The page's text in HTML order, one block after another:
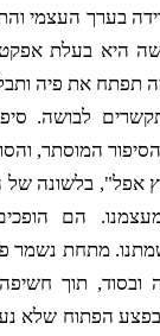
בערך העצמי
היא בעלת
תפתח את פיה
לבושה.
המוסתר,
בלשונה של
הם
מתחת נשמר
ובסוד, תוך
הפתוח שלא